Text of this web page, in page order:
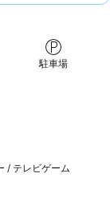
駐車場
/ テレビゲーム